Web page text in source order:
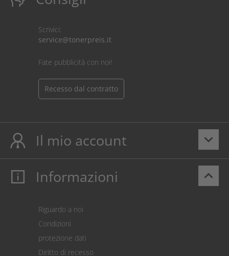
Scrivici:
service@tonerpreis.it
Fate pubblicità con noi!
Recesso dal contratto
keyboard_arrow_down
Il mio account
Il mio account
Pagamento
Restituzione della merce
keyboard_arrow_up
Informazioni
Riguardo a noi
Condizioni
protezione dati
Diritto di recesso